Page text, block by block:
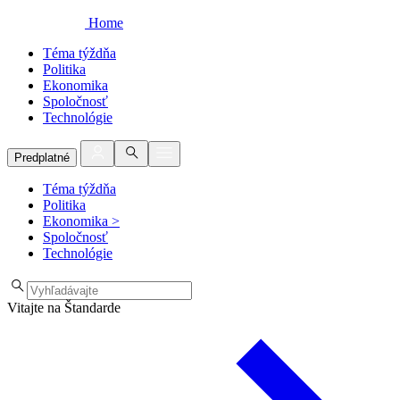
Home
Téma týždňa
Politika
Ekonomika
Spoločnosť
Technológie
Predplatné
Téma týždňa
Politika
Ekonomika >
Spoločnosť
Technológie
Vitajte na Štandarde